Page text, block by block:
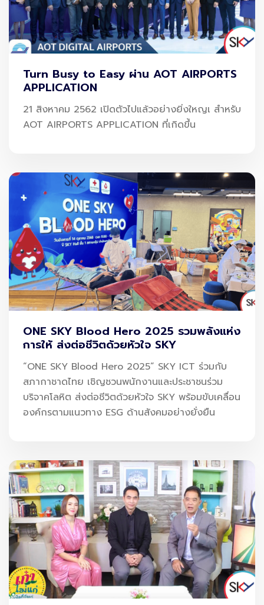
จาก Carbon Cost สู่ Competitive
ประเทศ) ผ่านโครงการ CORSIA (Carbon Offsetting and
Reduction Scheme for International Aviation) สาย
การบินทั่วโลกกำลังถูกกดดันให้ลดการปล่อยก๊าซเรือนกระจก
อย่างเป็นรูปธรรม
การใช้ SAF กลายเป็นหนึ่งในเครื่องมือที่ “จับต้องได้จริง” มาก
ที่สุด
เนื่องจากสามารถลดการปล่อยคาร์บอนได้สูงสุดถึงประมาณ
70–80% ตลอดวัฏจักรชีวิต (lifecycle emissions) และยัง
สามารถใช้งานร่วมกับเครื่องบินและระบบเดิมได้ (drop-in
fuel)
ผลลัพธ์คืออะไร?
สายการบินเริ่ม “เลือก” สนามบินที่สามารถจัดหา SAF ได้
โครงสร้างพื้นฐานใหม่ที่สนามบินต้องมี
แม้ SAF จะถูกออกแบบมาให้ใช้งานแทนน้ำมันเจ็ตแบบเดิมได้
แต่ “ความพร้อมของสนามบิน” ไม่ได้จบแค่การมีเชื้อเพลิง
สนามบินจำเป็นต้องพัฒนา Fuel Ecosystem ที่ครบวงจร
ได้แก่
ระบบรับและจัดเก็บเชื้อเพลิง (Fuel Receiving & Storage)
Turn Busy to Easy ผ่าน AOT AIRPORTS
APPLICATION
21 สิงหาคม 2562 เปิดตัวไปแล้วอย่างยิ่งใหญเ สำหรับ
AOT AIRPORTS APPLICATION ที่เกิดขึ้น
ONE SKY Blood Hero 2025 รวมพลังแห่ง
การให้ ส่งต่อชีวิตด้วยหัวใจ SKY
“ONE SKY Blood Hero 2025” SKY ICT ร่วมกับ
สภากาชาดไทย เชิญชวนพนักงานและประชาชนร่วม
บริจาคโลหิต ส่งต่อชีวิตด้วยหัวใจ SKY พร้อมขับเคลื่อน
องค์กรตามแนวทาง ESG ด้านสังคมอย่างยั่งยืน